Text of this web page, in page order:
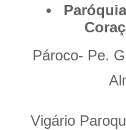
Pároco- Pe.
Vigário